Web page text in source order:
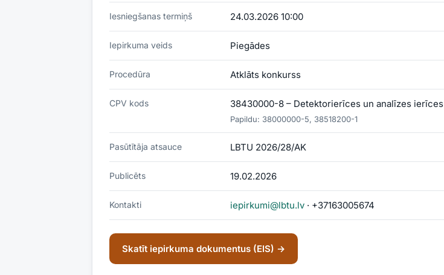
Iesniegšanas termiņš 24.03.2026 10:00
Iepirkuma veids Piegādes
Procedūra Atklāts konkurss
CPV kods 38430000-8 – Detektorierīces un analīzes ierīces
Papildu: 38000000-5, 38518200-1
Pasūtītāja atsauce LBTU 2026/28/AK
Publicēts 19.02.2026
Kontakti iepirkumi@lbtu.lv · +37163005674
Skatīt iepirkuma dokumentus (EIS) →